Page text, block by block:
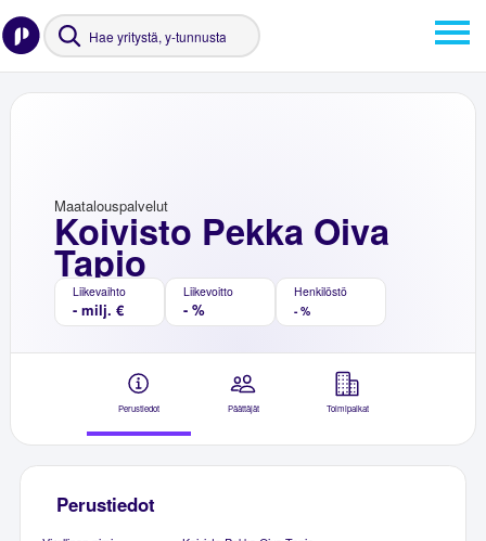
Koivisto Pekka Oiva
Tapio
Maatalouspalvelut
Liikevaihto
- milj. €
Liikevoitto
- %
Henkilöstö
- %
Perustiedot Päättäjät Toimipaikat
Perustiedot